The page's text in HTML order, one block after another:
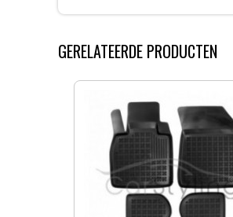
GERELATEERDE PRODUCTEN